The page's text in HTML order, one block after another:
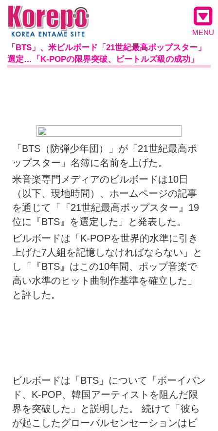
MENU
「BTS」、米ビルボード「21世紀最高ポップスター」
選定…「K-POPの限界突破、ビートルズ級の成功」
「BTS（防弾少年団）」が「21世紀最高ポ
ップスター」名簿に名前を上げた。
米音楽専門メディアのビルボードは10日
（以下、現地時間）、ホームページの記事
を通じて「『21世紀最高ポップスター』19
位に『BTS』を選定した」と発表した。
ビルボードは「K-POPを世界的水準に引き
上げた7人組を記憶しなければならない」と
し「『BTS』はこの10年間、ポップ音楽で
高い水準のヒット曲制作基準を確立した」
と評した。
ビルボードは「BTS」について「ボーイバン
ド、K-POP、韓国アーティストを阻んだ限
界を突破した」と説明した。 続けて「彼ら
が起こしたグローバルセンセーションはビ